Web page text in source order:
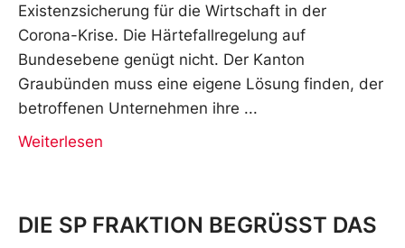
Existenzsicherung für die Wirtschaft in der
Corona-Krise. Die Härtefallregelung auf
Bundesebene genügt nicht. Der Kanton
Graubünden muss eine eigene Lösung finden, der
betroffenen Unternehmen ihre
Weiterlesen
DIE SP FRAKTION BEGRÜSST DAS